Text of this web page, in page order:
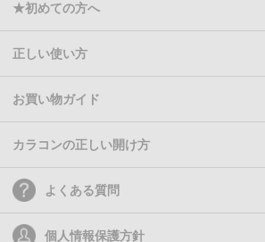
★初めての方へ
正しい使い方
お買い物ガイド
カラコンの正しい開け方
よくある質問
個人情報保護方針